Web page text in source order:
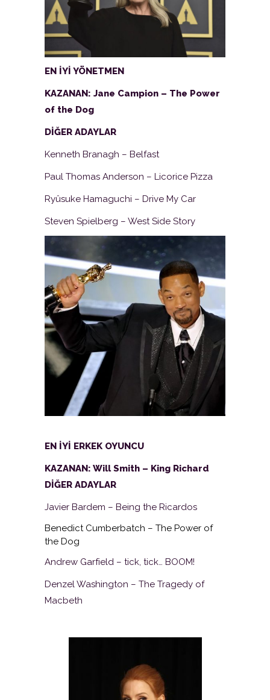
EN İYİ YÖNETMEN
KAZANAN: Jane Campion – The Power
of the Dog
DİĞER ADAYLAR
Kenneth Branagh – Belfast
Paul Thomas Anderson – Licorice Pizza
Ryûsuke Hamaguchi – Drive My Car
Steven Spielberg – West Side Story
EN İYİ ERKEK OYUNCU
KAZANAN: Will Smith – King Richard
DİĞER ADAYLAR
Javier Bardem – Being the Ricardos
Benedict Cumberbatch – The Power of
the Dog
Andrew Garfield – tick, tick… BOOM!
Denzel Washington – The Tragedy of
Macbeth